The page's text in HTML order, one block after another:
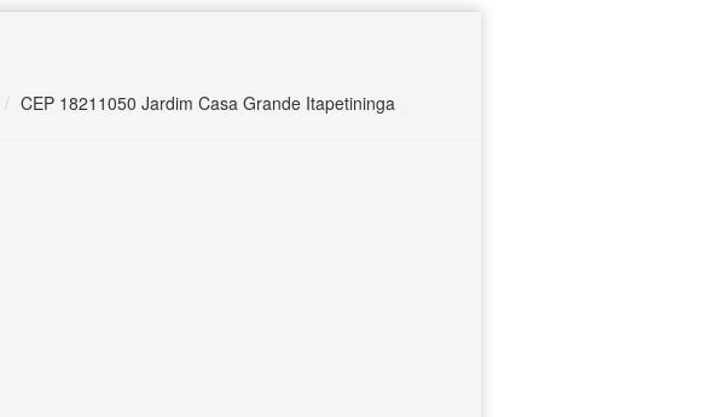
CEP 18211050 Jardim Casa Grande Itapetininga